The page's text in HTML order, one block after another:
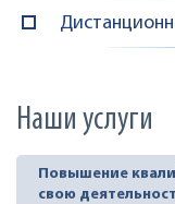
Наши услуги
Повышение
свою